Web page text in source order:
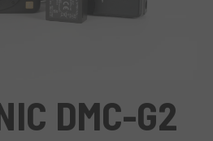
DMC-G2